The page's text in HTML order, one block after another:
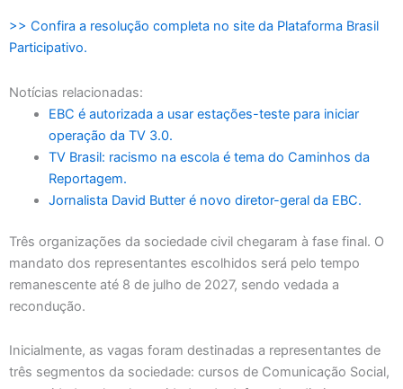
>> Confira a resolução completa no site da Plataforma Brasil
Participativo.
Notícias relacionadas:
EBC é autorizada a usar estações-teste para iniciar
operação da TV 3.0.
TV Brasil: racismo na escola é tema do Caminhos da
Reportagem.
Jornalista David Butter é novo diretor-geral da EBC.
Três organizações da sociedade civil chegaram à fase final. O
mandato dos representantes escolhidos será pelo tempo
remanescente até 8 de julho de 2027, sendo vedada a
recondução.
Inicialmente, as vagas foram destinadas a representantes de
três segmentos da sociedade: cursos de Comunicação Social,